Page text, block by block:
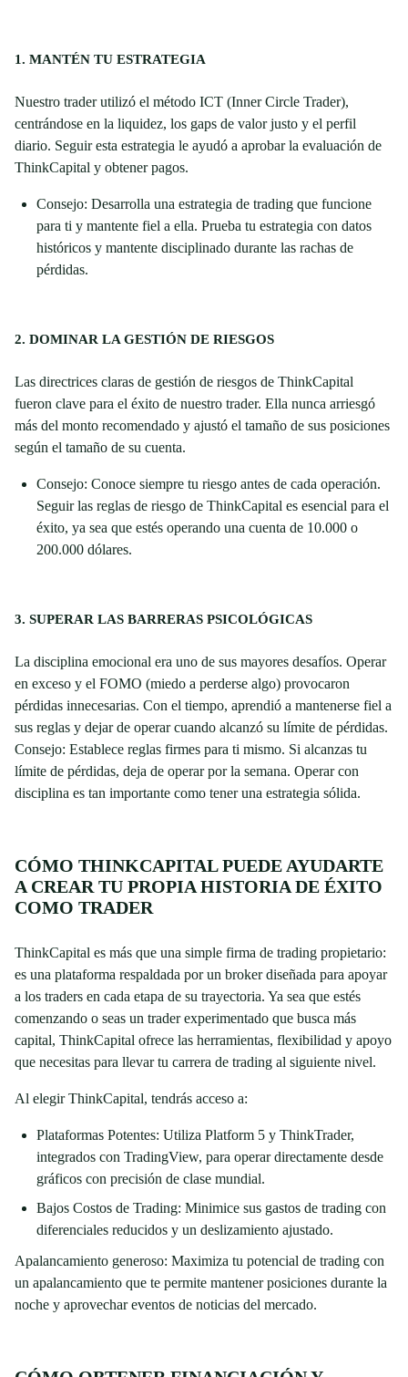
1. MANTÉN TU ESTRATEGIA
Nuestro trader utilizó el método ICT (Inner Circle Trader),
centrándose en la liquidez, los gaps de valor justo y el perfil
diario. Seguir esta estrategia le ayudó a aprobar la evaluación de
ThinkCapital y obtener pagos.
Consejo: Desarrolla una estrategia de trading que funcione
para ti y mantente fiel a ella. Prueba tu estrategia con datos
históricos y mantente disciplinado durante las rachas de
pérdidas.
2. DOMINAR LA GESTIÓN DE RIESGOS
Las directrices claras de gestión de riesgos de ThinkCapital
fueron clave para el éxito de nuestro trader. Ella nunca arriesgó
más del monto recomendado y ajustó el tamaño de sus posiciones
según el tamaño de su cuenta.
Consejo: Conoce siempre tu riesgo antes de cada operación.
Seguir las reglas de riesgo de ThinkCapital es esencial para el
éxito, ya sea que estés operando una cuenta de 10.000 o
200.000 dólares.
3. SUPERAR LAS BARRERAS PSICOLÓGICAS
La disciplina emocional era uno de sus mayores desafíos. Operar
en exceso y el FOMO (miedo a perderse algo) provocaron
pérdidas innecesarias. Con el tiempo, aprendió a mantenerse fiel a
sus reglas y dejar de operar cuando alcanzó su límite de pérdidas.
Consejo: Establece reglas firmes para ti mismo. Si alcanzas tu
límite de pérdidas, deja de operar por la semana. Operar con
disciplina es tan importante como tener una estrategia sólida.
CÓMO THINKCAPITAL PUEDE AYUDARTE
A CREAR TU PROPIA HISTORIA DE ÉXITO
COMO TRADER
ThinkCapital es más que una simple firma de trading propietario:
es una plataforma respaldada por un broker diseñada para apoyar
a los traders en cada etapa de su trayectoria. Ya sea que estés
comenzando o seas un trader experimentado que busca más
capital, ThinkCapital ofrece las herramientas, flexibilidad y apoyo
que necesitas para llevar tu carrera de trading al siguiente nivel.
Al elegir ThinkCapital, tendrás acceso a:
Plataformas Potentes: Utiliza Platform 5 y ThinkTrader,
integrados con TradingView, para operar directamente desde
gráficos con precisión de clase mundial.
Bajos Costos de Trading: Minimice sus gastos de trading con
diferenciales reducidos y un deslizamiento ajustado.
Apalancamiento generoso: Maximiza tu potencial de trading con
un apalancamiento que te permite mantener posiciones durante la
noche y aprovechar eventos de noticias del mercado.